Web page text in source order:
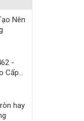
Nên
-
Cấp
hay